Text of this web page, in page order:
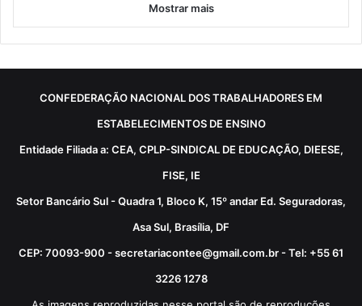
Mostrar mais
CONFEDERAÇÃO NACIONAL DOS TRABALHADORES EM
ESTABELECIMENTOS DE ENSINO
Entidade Filiada a: CEA, CPLP-SINDICAL DE EDUCAÇÃO, DIEESE,
FISE, IE
Setor Bancário Sul - Quadra 1, Bloco K, 15º andar Ed. Seguradoras,
Asa Sul, Brasília, DF
CEP: 70093-900 - secretariacontee@gmail.com.br - Tel: +55 61
3226 1278